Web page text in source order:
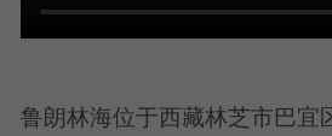
鲁朗林海位于西藏林芝市巴宜